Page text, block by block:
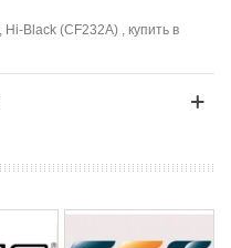
Black (CF232A) , купить в